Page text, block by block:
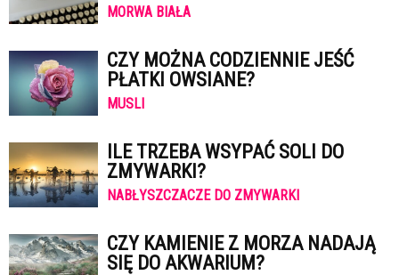
MORWA BIAŁA
CZY MOŻNA CODZIENNIE JEŚĆ
PŁATKI OWSIANE?
MUSLI
ILE TRZEBA WSYPAĆ SOLI DO
ZMYWARKI?
NABŁYSZCZACZE DO ZMYWARKI
CZY KAMIENIE Z MORZA NADAJĄ
SIĘ DO AKWARIUM?